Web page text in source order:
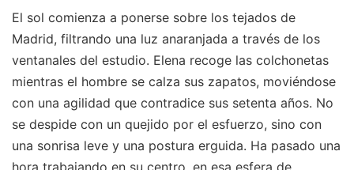
El sol comienza a ponerse sobre los tejados de
Madrid, filtrando una luz anaranjada a través de los
ventanales del estudio. Elena recoge las colchonetas
mientras el hombre se calza sus zapatos, moviéndose
con una agilidad que contradice sus setenta años. No
se despide con un quejido por el esfuerzo, sino con
una sonrisa leve y una postura erguida. Ha pasado una